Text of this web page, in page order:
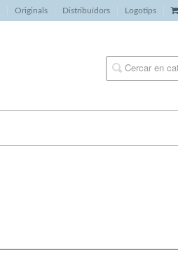
Originals Distribuïdors Logotips